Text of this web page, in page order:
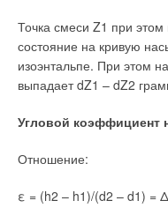
Точка смеси Z1 при этом
состояние на кривую
изоэнтальпе. При этом
выпадает dZ1 – dZ2
Угловой коэффициент
Отношение:
ε = (h2 – h1)/(d2 – d1) =